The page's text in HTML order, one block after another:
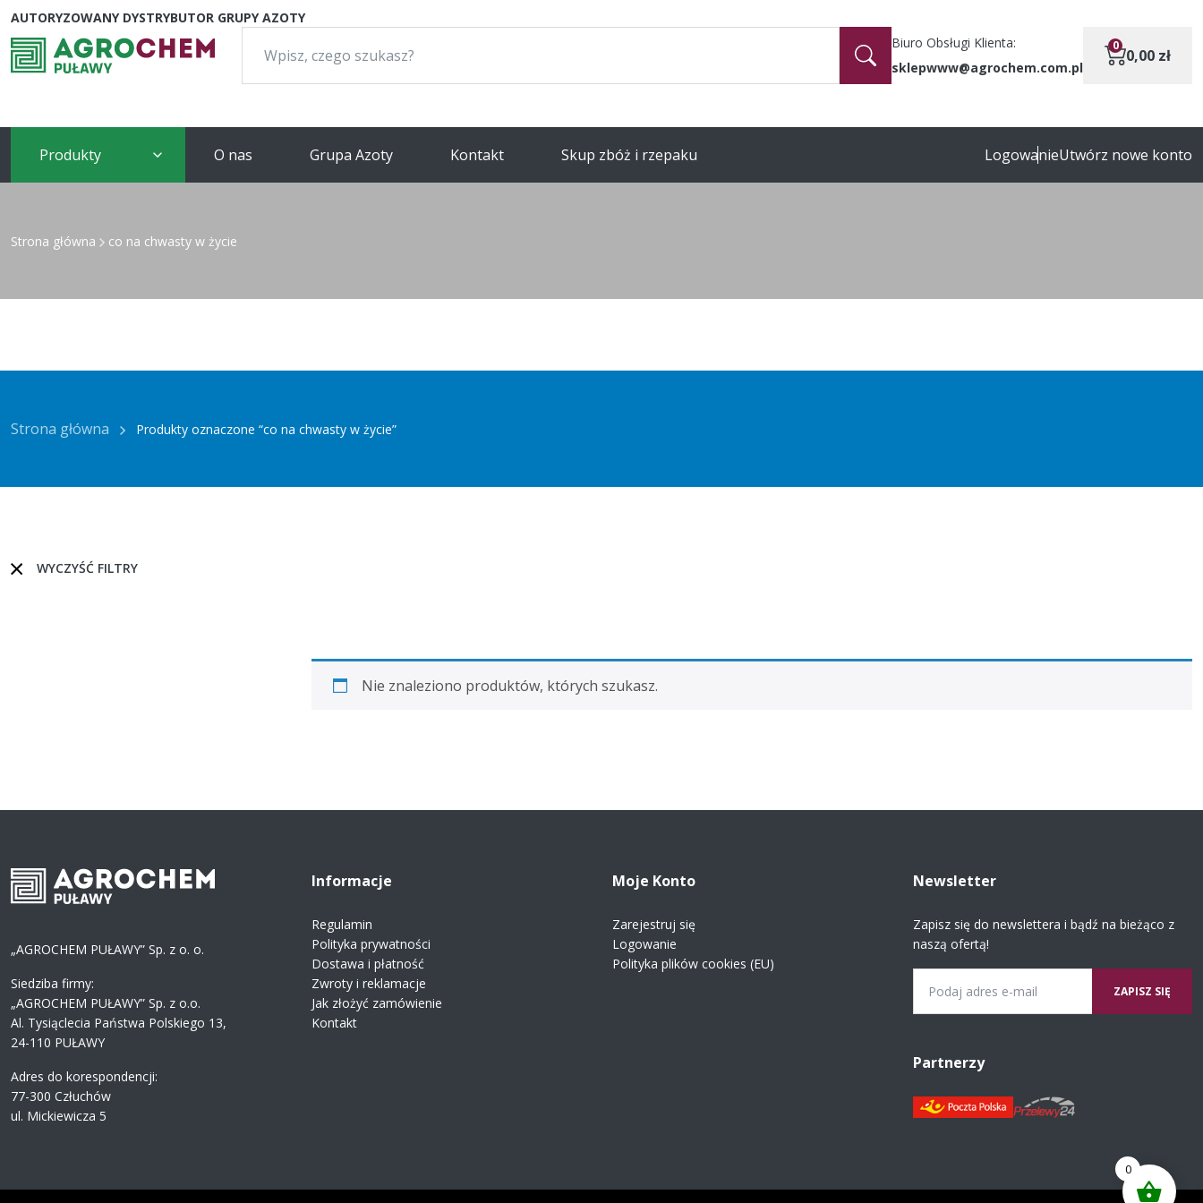
AUTORYZOWANY DYSTRYBUTOR GRUPY AZOTY
Biuro Obsługi Klienta:
sklepwww@agrochem.com.pl
0
0,00 zł
Produkty O nas Grupa Azoty Kontakt Skup zbóż i rzepaku LogowanieUtwórz nowe konto
Strona główna co na chwasty w życie
Strona główna Produkty oznaczone “co na chwasty w życie”
Nie znaleziono produktów, których szukasz.
WYCZYŚĆ FILTRY
„AGROCHEM PUŁAWY” Sp. z o. o.
Siedziba firmy:
„AGROCHEM PUŁAWY” Sp. z o.o.
Al. Tysiąclecia Państwa Polskiego 13,
24-110 PUŁAWY
Adres do korespondencji:
77-300 Człuchów
ul. Mickiewicza 5
Informacje
Regulamin
Polityka prywatności
Dostawa i płatność
Zwroty i reklamacje
Jak złożyć zamówienie
Kontakt
Moje Konto
Zarejestruj się
Logowanie
Polityka plików cookies (EU)
Newsletter
Zapisz się do newslettera i bądź na bieżąco z
naszą ofertą!
Partnerzy
0